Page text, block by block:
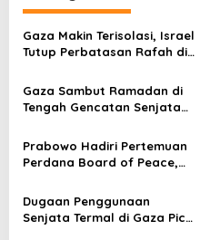
a
s
p
s
Gaza Makin Terisolasi, Israel
Tutup Perbatasan Rafah di
Gaza Sambut Ramadan di
Tengah Gencatan Senjata
Prabowo Hadiri Pertemuan
Perdana Board of Peace,
Gaza
Dugaan Penggunaan
Senjata Termal di Gaza Picu